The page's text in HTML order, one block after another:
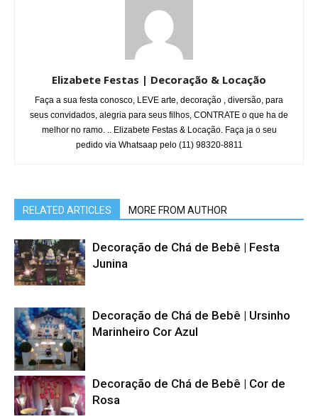
Elizabete Festas | Decoração & Locação
Faça a sua festa conosco, LEVE arte, decoração , diversão, para
seus convidados, alegria para seus filhos, CONTRATE o que ha de
melhor no ramo. .. Elizabete Festas & Locação. Faça ja o seu
pedido via Whatsaap pelo (11) 98320-8811
RELATED ARTICLES MORE FROM AUTHOR
Decoração de Chá de Bebê | Festa
Junina
Decoração de Chá de Bebê | Ursinho
Marinheiro Cor Azul
Decoração de Chá de Bebê | Cor de
Rosa